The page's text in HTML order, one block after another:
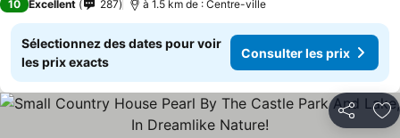
10 Excellent 287 à 1.5 km de : Centre-ville
Sélectionnez des dates pour voir
les prix exacts
Consulter les prix
Partager